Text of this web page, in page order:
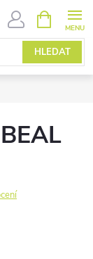
HLEDAT
NÁKUPNÍ
KOŠÍK